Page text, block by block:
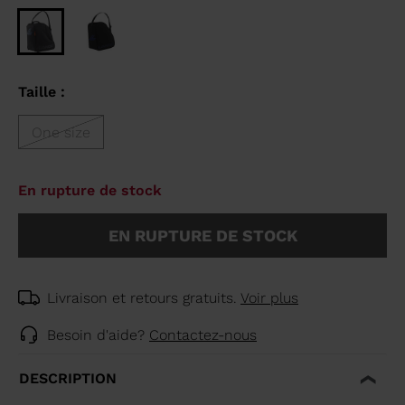
Taille :
One size
En rupture de stock
EN RUPTURE DE STOCK
Livraison et retours gratuits. Voir plus
Besoin d'aide? Contactez-nous
DESCRIPTION